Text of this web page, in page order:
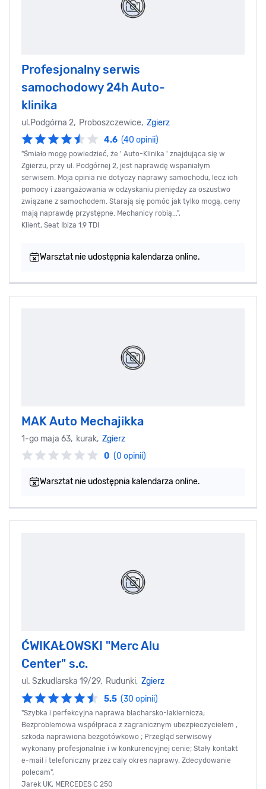
Profesjonalny serwis
samochodowy 24h Auto-
klinika
ul.Podgórna 2, Proboszczewice, Zgierz
4.6 (40 opinii)
"Śmiało mogę powiedzieć, że ' Auto-Klinika ' znajdująca się w
Zgierzu, przy ul. Podgórnej 2, jest naprawdę wspaniałym
serwisem. Moja opinia nie dotyczy naprawy samochodu, lecz ich
pomocy i zaangażowania w odzyskaniu pieniędzy za oszustwo
związane z samochodem. Starają się pomóc jak tylko mogą, ceny
mają naprawdę przystępne. Mechanicy robią...",
Klient, Seat Ibiza 1.9 TDI
Warsztat nie udostępnia kalendarza online.
MAK Auto Mechajikka
1-go maja 63, kurak, Zgierz
0 (0 opinii)
Warsztat nie udostępnia kalendarza online.
ĆWIKAŁOWSKI "Merc Alu
Center" s.c.
ul. Szkudlarska 19/29, Rudunki, Zgierz
5.5 (30 opinii)
"Szybka i perfekcyjna naprawa blacharsko-lakiernicza;
Bezproblemowa współpraca z zagranicznym ubezpieczycielem ,
szkoda naprawiona bezgotówkowo ; Przegląd serwisowy
wykonany profesjonalnie i w konkurencyjnej cenie; Stały kontakt
e-mail i telefoniczny przez caly okres naprawy. Zdecydowanie
polecam",
Jarek UK, MERCEDES C 250